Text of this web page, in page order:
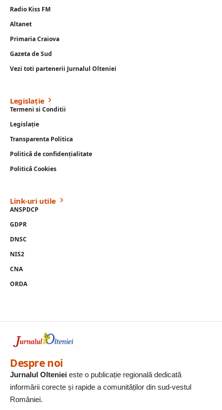
Radio Kiss FM
Altanet
Primaria Craiova
Gazeta de Sud
Vezi toti partenerii Jurnalul Olteniei
Legislație
Termeni si Conditii
Legislație
Transparenta Politica
Politică de confidențialitate
Politică Cookies
Link-uri utile
ANSPDCP
GDPR
DNSC
NIS2
CNA
ORDA
Despre noi
Jurnalul Olteniei este o publicație regională dedicată
informării corecte și rapide a comunităților din sud-vestul
României.